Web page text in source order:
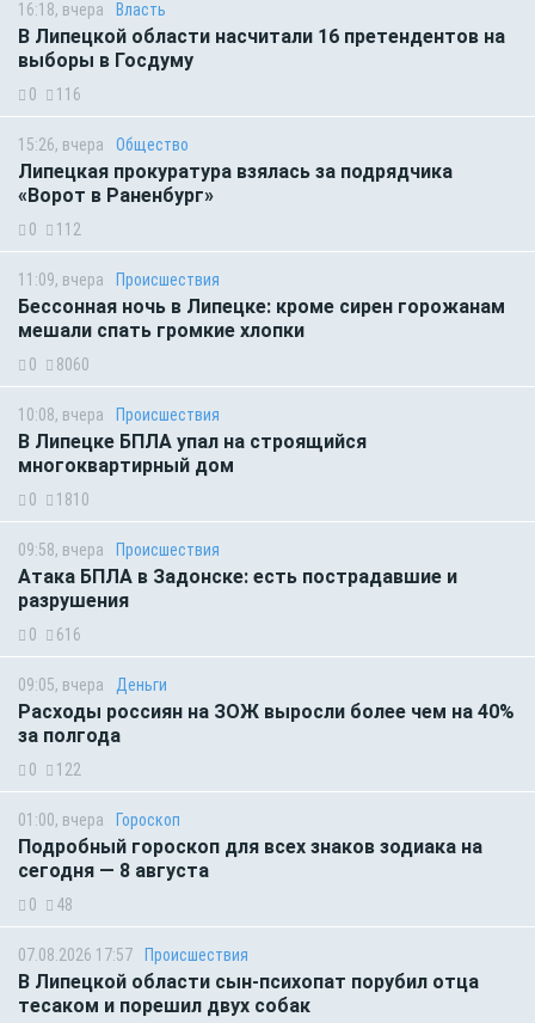
16:18, вчера Власть
В Липецкой области насчитали 16 претендентов на
выборы в Госдуму
0 116
15:26, вчера Общество
Липецкая прокуратура взялась за подрядчика
«Ворот в Раненбург»
0 112
11:09, вчера Происшествия
Бессонная ночь в Липецке: кроме сирен горожанам
мешали спать громкие хлопки
0 8060
10:08, вчера Происшествия
В Липецке БПЛА упал на строящийся
многоквартирный дом
0 1810
09:58, вчера Происшествия
Атака БПЛА в Задонске: есть пострадавшие и
разрушения
0 616
09:05, вчера Деньги
Расходы россиян на ЗОЖ выросли более чем на 40%
за полгода
0 122
01:00, вчера Гороскоп
Подробный гороскоп для всех знаков зодиака на
сегодня — 8 августа
0 48
07.08.2026 17:57 Происшествия
В Липецкой области сын-психопат порубил отца
тесаком и порешил двух собак